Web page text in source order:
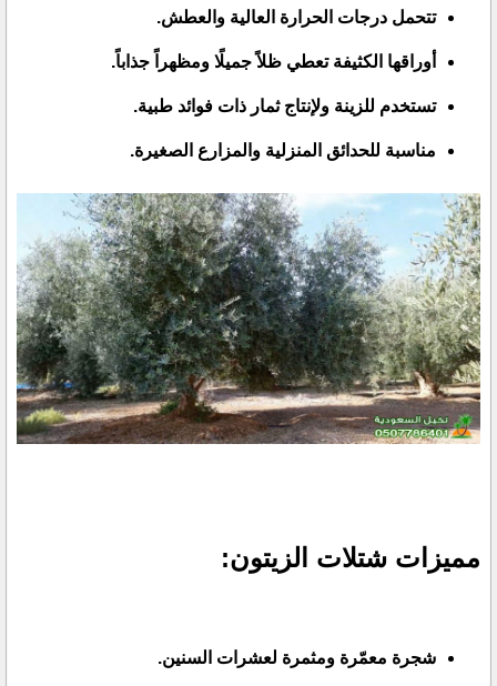
تتحمل درجات الحرارة العالية والعطش.
أوراقها الكثيفة تعطي ظلاً جميلًا ومظهراً جذاباً.
تستخدم للزينة ولإنتاج ثمار ذات فوائد طبية.
مناسبة للحدائق المنزلية والمزارع الصغيرة.
مميزات شتلات الزيتون:
شجرة معمّرة ومثمرة لعشرات السنين.